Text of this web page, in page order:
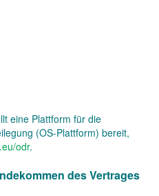
eine Plattform für die
(OS-Plattform) bereit,
odr.
des Vertrages